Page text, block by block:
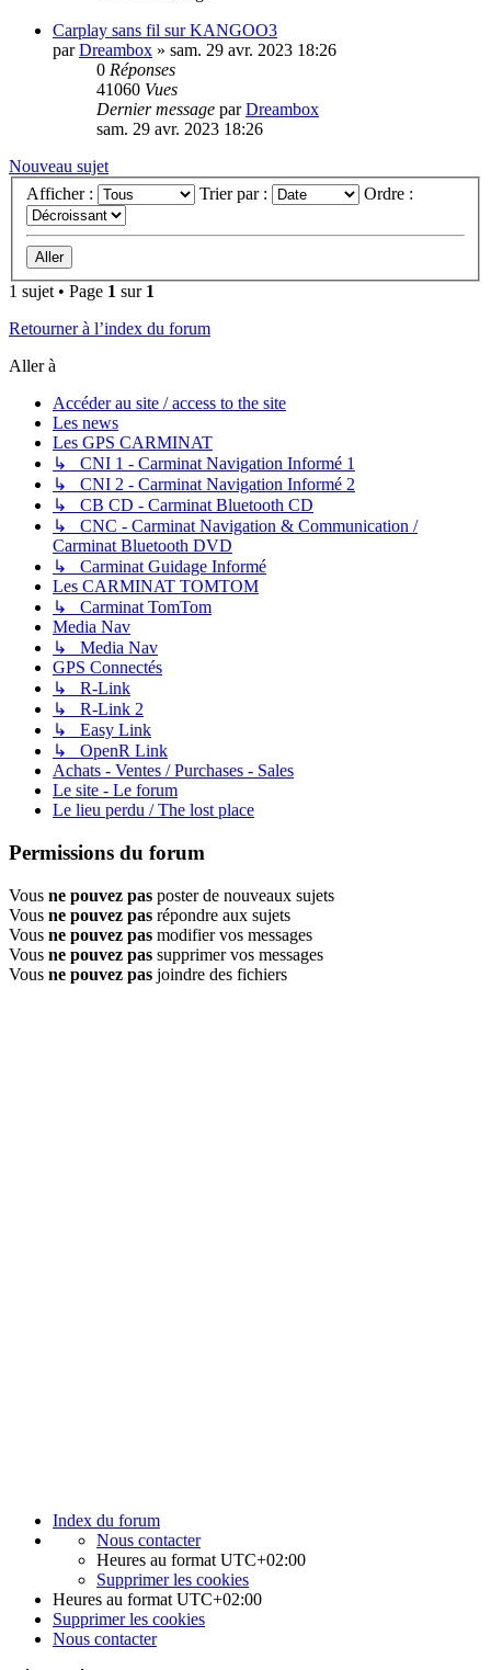
Carplay sans fil sur KANGOO3
parDreambox » sam. 29 avr. 2023 18:26
0 Réponses
41060 Vues
Dernier message parDreambox
sam. 29 avr. 2023 18:26
Nouveau sujet
Afficher :
Trier par : Ordre :
1 sujet • Page 1 sur 1
Retourner à l’index du forum
Aller à
Accéder au site / access to the site
Les news
Les GPS CARMINAT
↳ CNI 1 - Carminat Navigation Informé 1
↳ CNI 2 - Carminat Navigation Informé 2
↳ CB CD - Carminat Bluetooth CD
↳ CNC - Carminat Navigation & Communication /
Carminat Bluetooth DVD
↳ Carminat Guidage Informé
Les CARMINAT TOMTOM
↳ Carminat TomTom
Media Nav
↳ Media Nav
GPS Connectés
↳ R-Link
↳ R-Link 2
↳ Easy Link
↳ OpenR Link
Achats - Ventes / Purchases - Sales
Le site - Le forum
Le lieu perdu / The lost place
Permissions du forum
Vous ne pouvez pas poster de nouveaux sujets
Vous ne pouvez pas répondre aux sujets
Vous ne pouvez pas modifier vos messages
Vous ne pouvez pas supprimer vos messages
Vous ne pouvez pas joindre des fichiers
Index du forum
Nous contacter
Heures au format UTC+02:00
Supprimer les cookies
Heures au format UTC+02:00
Supprimer les cookies
Nous contacter